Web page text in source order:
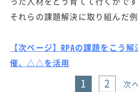
それらの課題解決に取り組んだ例
【次ページ】RPAの課題をこう
催、△△を活用
1 2 次